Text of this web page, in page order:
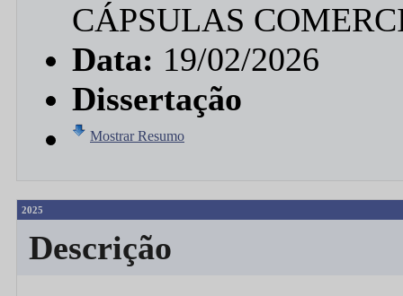
CÁPSULAS
Data: 19/02/2026
Dissertação
Mostrar Resumo
2025
Descrição